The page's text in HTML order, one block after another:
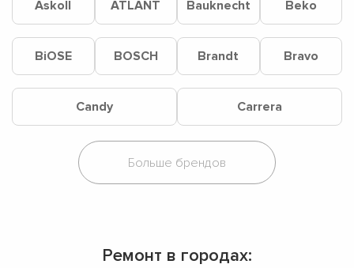
Askoll ATLANT Bauknecht Beko
BiOSE BOSCH Brandt Bravo
Candy Carrera
Ремонт в городах: